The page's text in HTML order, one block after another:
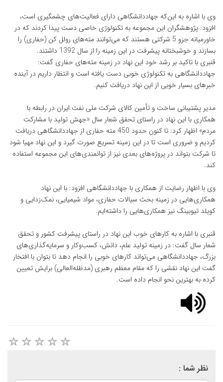
وی با اشاره به این‌که جهاددانشگاهی دارای فعالیت‌های چشمگیری است،
افزود: پژوهشگران این مجموعه به تکنولوژی خاصی دست پیدا کردند که در
خاورمیانه جزو 5 شرکتی هستند که می‌توانند مته‌های رولل کن (حفاری) را
بسازند و خوشبختانه پیشرفت در این زمینه را از سال 1392 داشتند.
قنبری با تاکید بر رشد خود این نهاد در زمینه مته‌های حفاری گفت:
جهاددانشگاهی به تکنولوژی خوبی دست یافته است و انتظار داریم در آینده
خبرهای بسیار خوبی از این نهاد دریافت کنیم.
مدیر پشتیبانی ساخت و تأمین کالای شرکت ملی نفت ایران در رابطه با
همکاری با این نهاد در راستای تحقق شعار سال «جهش تولید با مشارکت
مردم» اظهار کرد: تا کنون حدود 450 مته حفاری از جهاددانشگاهی دریافت
کردیم و ضروری است تا در این زمینه تسریع صورت گیرد و این نهاد مهیا شود
تا شرکت بتواند در پروژه‌های بعدی نیز از توانمندی‌های این مجموعه استفاده
کند.
وی با اظهار رضایت از همکاری با جهاددانشگاهی افزود: با این نهاد
همکاری‌هایی در زمینه بحث سیالات حفاری، مواد شیمیایی، نمک‌زدایی و
کویلد تیوبینگ نیز همکاری‌هایی را داشته‌ایم.
قنبری با اشاره به کارهای خوب این نهاد در راستای پیشرفت کشور و تحقق
شعار سال گفت: در زمینه تولید علم، دانش، کسب‌وکار و سرمایه‌گذاری‌های
بزرگ، جهاددانشگاهی می‌تواند کارهای خوبی را انجام دهد تا بتوان با افتخار
گفت این نهاد نقشی را که مقام معظم رهبری (مدظله‌العالی) برایش تعیین
کرده به بهترین نحو انجام داده است.
نظر شما :